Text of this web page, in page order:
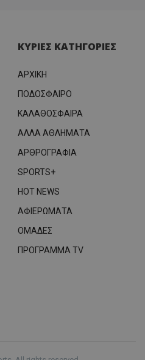
ΚΥΡΙΕΣ ΚΑΤΗΓΟΡΙΕΣ
ΑΡΧΙΚΗ
ΠΟΔΟΣΦΑΙΡΟ
ΚΑΛΑΘΟΣΦΑΙΡΑ
ΑΛΛΑ ΑΘΛΗΜΑΤΑ
ΑΡΘΡΟΓΡΑΦΙΑ
SPORTS+
HOT NEWS
ΑΦΙΕΡΩΜΑΤΑ
ΟΜΑΔΕΣ
ΠΡΟΓΡΑΜΜΑ TV